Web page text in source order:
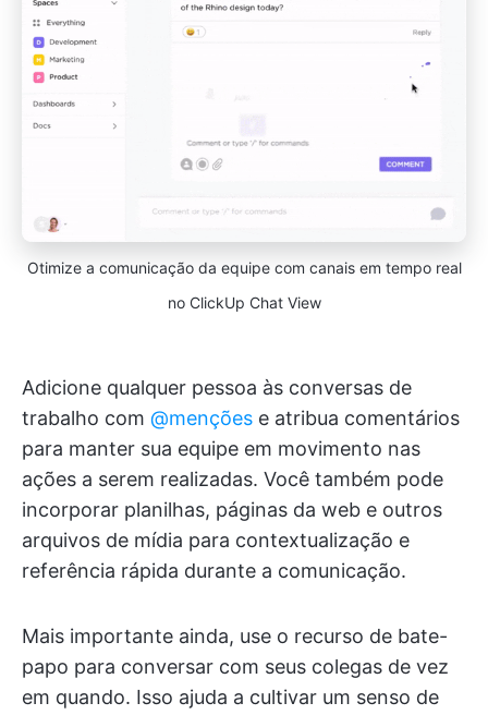
Otimize a comunicação da equipe com canais em tempo real
no ClickUp Chat View
Adicione qualquer pessoa às conversas de
trabalho com @menções e atribua comentários
para manter sua equipe em movimento nas
ações a serem realizadas. Você também pode
incorporar planilhas, páginas da web e outros
arquivos de mídia para contextualização e
referência rápida durante a comunicação.
Mais importante ainda, use o recurso de bate-
papo para conversar com seus colegas de vez
em quando. Isso ajuda a cultivar um senso de